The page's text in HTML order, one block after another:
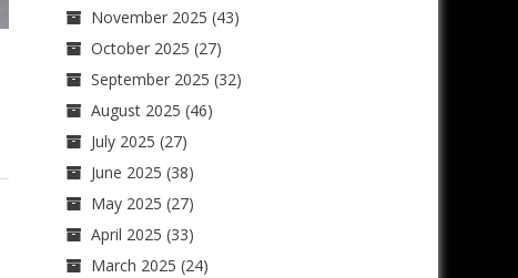
November 2025 (43)
October 2025 (27)
September 2025 (32)
August 2025 (46)
July 2025 (27)
June 2025 (38)
May 2025 (27)
April 2025 (33)
March 2025 (24)